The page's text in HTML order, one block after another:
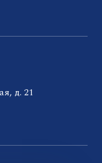
д. 21